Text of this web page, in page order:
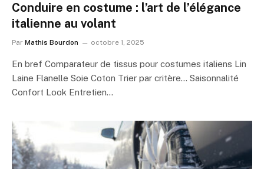
Conduire en costume : l’art de l’élégance
italienne au volant
Par Mathis Bourdon octobre 1, 2025
En bref Comparateur de tissus pour costumes italiens Lin
Laine Flanelle Soie Coton Trier par critère… Saisonnalité
Confort Look Entretien…